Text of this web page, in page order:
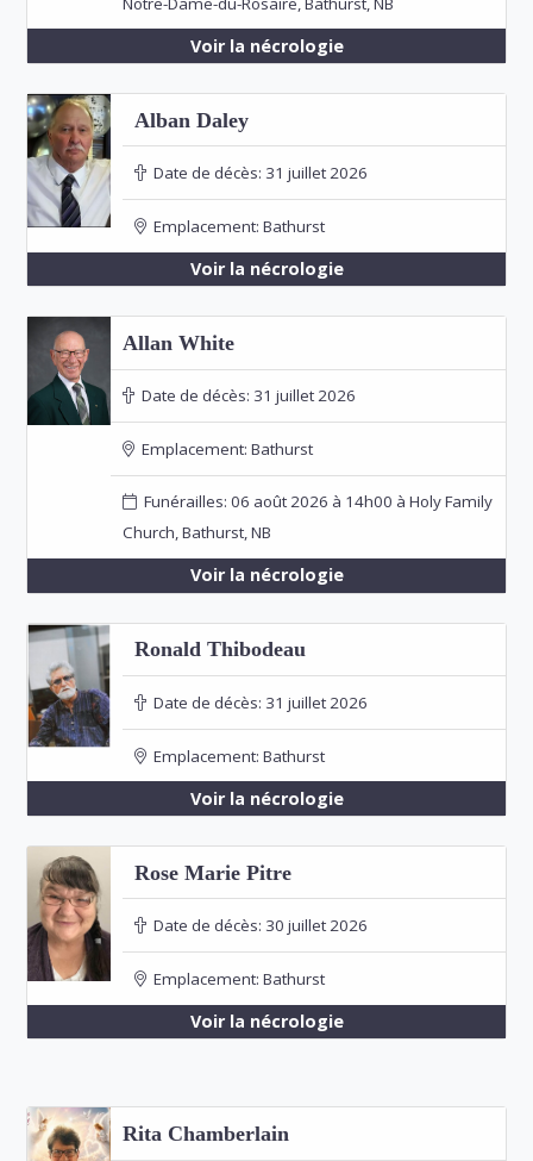
Voir la nécrologie
Alban Daley
Date de décès: 31 juillet 2026
Emplacement: Bathurst
Voir la nécrologie
Allan White
Date de décès: 31 juillet 2026
Emplacement: Bathurst
Funérailles: 06 août 2026 à 14h00 à Holy Family
Church, Bathurst, NB
Voir la nécrologie
Ronald Thibodeau
Date de décès: 31 juillet 2026
Emplacement: Bathurst
Voir la nécrologie
Rose Marie Pitre
Date de décès: 30 juillet 2026
Emplacement: Bathurst
Voir la nécrologie
Rita Chamberlain